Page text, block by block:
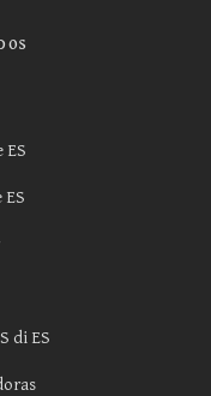
ES
di ES